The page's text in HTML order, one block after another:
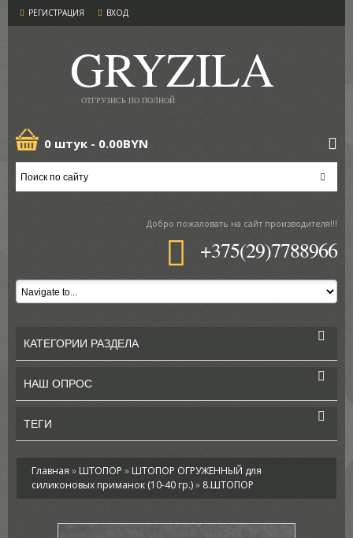
РЕГИСТРАЦИЯ ВХОД
GRYZILA
ОТГРУЗИСЬ ПО ПОЛНОЙ
0 штук - 0.00BYN
Добро пожаловать на сайт производителя!!!
+375(29)7788966
КАТЕГОРИИ РАЗДЕЛА
НАШ ОПРОС
ТЕГИ
Главная » ШТОПОР » ШТОПОР ОГРУЖЕННЫЙ для
силиконовых приманок (10-40 гр.) » 8.ШТОПОР